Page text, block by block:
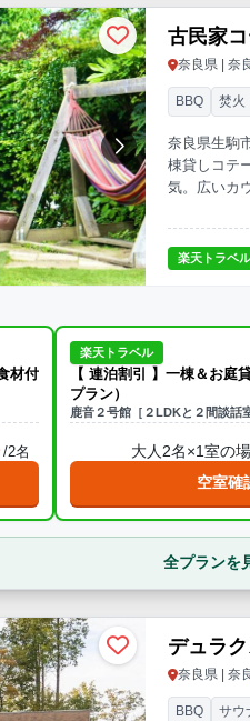
古民家
奈良県 | 奈
奈良県生駒
棟貸しコテ
気。広いカ
BBQ 焚火
楽天トラベ
材付
/2名
楽天トラベル
【 連泊割引 】一棟＆お庭
プラン）
鹿音２号館［２LDKと２間談話
大人2名×1室の
空室確
全プランを
デュラ
奈良県 | 奈
BBQ サウ